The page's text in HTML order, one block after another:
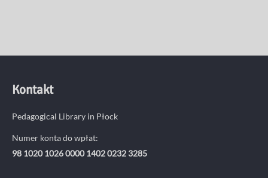
Kontakt
Pedagogical Library in Płock
Numer konta do wpłat:
98 1020 1026 0000 1402 0232 3285